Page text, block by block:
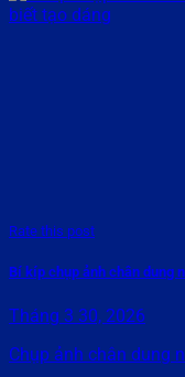
Rate this post
Bí kíp chụp ảnh chân dung
Tháng 3 30, 2026
Chụp ảnh chân dung